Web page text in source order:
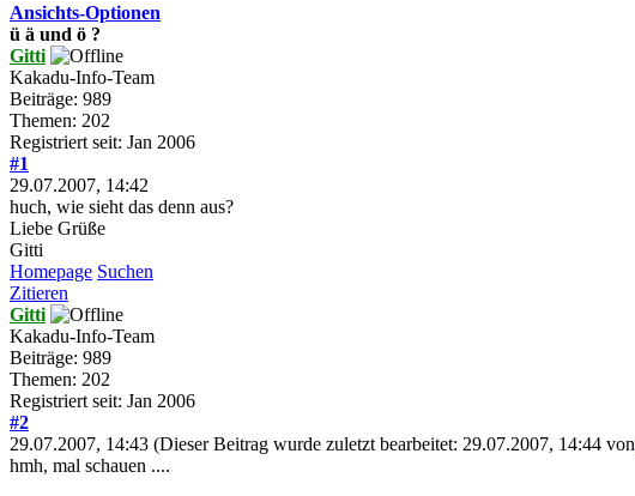
Ansichts-Optionen
ü ä und ö ?
Gitti
Kakadu-Info-Team
Beiträge: 989
Themen: 202
Registriert seit: Jan 2006
#1
29.07.2007, 14:42
huch, wie sieht das denn aus?
Liebe Grüße
Gitti
Homepage Suchen
Zitieren
Gitti
Kakadu-Info-Team
Beiträge: 989
Themen: 202
Registriert seit: Jan 2006
#2
29.07.2007, 14:43 (Dieser Beitrag wurde zuletzt bearbeitet: 29.07.2007, 14:44 von
hmh, mal schauen ....